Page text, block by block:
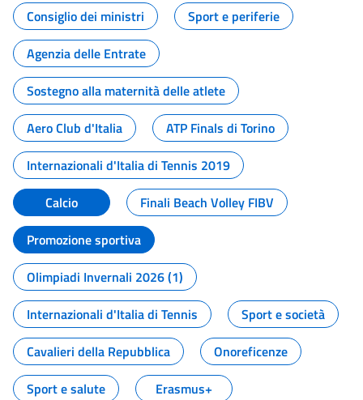
Consiglio dei ministri
Sport e periferie
Agenzia delle Entrate
Sostegno alla maternità delle atlete
Aero Club d'Italia
ATP Finals di Torino
Internazionali d'Italia di Tennis 2019
Calcio
Finali Beach Volley FIBV
Promozione sportiva
Olimpiadi Invernali 2026 (1)
Internazionali d'Italia di Tennis
Sport e società
Cavalieri della Repubblica
Onoreficenze
Sport e salute
Erasmus+